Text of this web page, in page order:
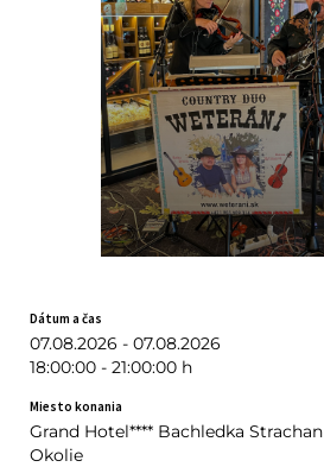
Dátum a čas
07.08.2026 - 07.08.2026
18:00:00 - 21:00:00 h
Miesto konania
Grand Hotel**** Bachledka Strachan
Okolie